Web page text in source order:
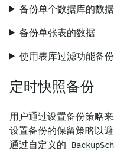
备份单个数据库的数据
备份单张表的数据
使用表库过滤功能备
定时快照备份
用户通过设置备份策略
设置备份的保留策略以
通过自定义的